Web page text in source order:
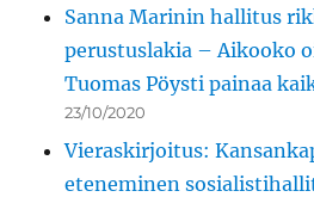
Sanna Marinin hallitus
perustuslakia – Aikooko
Tuomas Pöysti painaa
23/10/2020
Vieraskirjoitus:
eteneminen